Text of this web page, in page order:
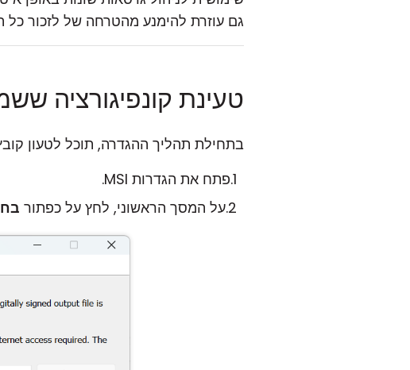
גם עוזרת להימנע מהטרחה של לזכור כל
טעינת קונפיגורציה
בתחילת תהליך ההגדרה, תוכל לטעון
פתח את הגדרות MSI.
על המסך הראשוני, לחץ על כפתור